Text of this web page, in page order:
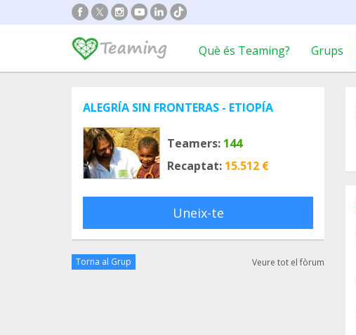
Què és Teaming? Grups
ALEGRÍA SIN FRONTERAS - ETIOPÍA
Teamers: 144
Recaptat: 15.512 €
Uneix-te
Torna al Grup Veure tot el fòrum